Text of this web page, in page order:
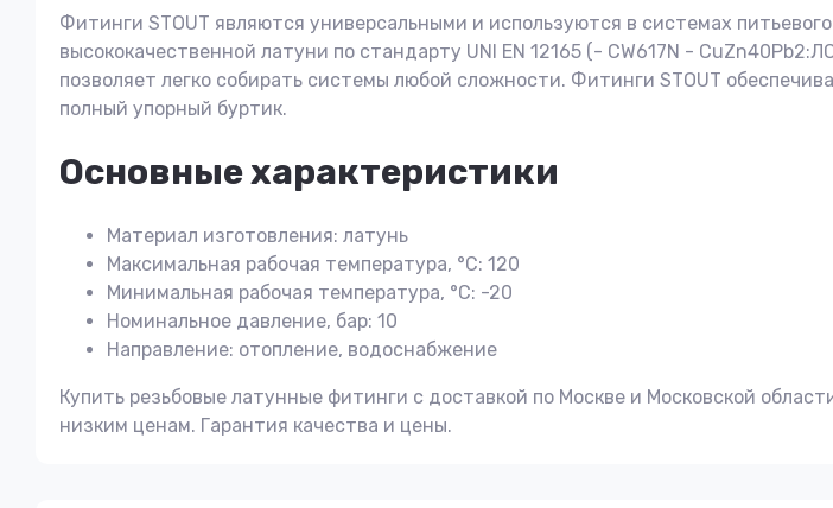
Фитинги STOUT являются универсальными и используются в системах
высококачественной латуни по стандарту UNI EN 12165 (- CW617N -
позволяет легко собирать системы любой сложности. Фитинги STOUT
полный упорный буртик.
Основные характеристики
Материал изготовления: латунь
Максимальная рабочая температура, °С: 120
Минимальная рабочая температура, °С: -20
Номинальное давление, бар: 10
Направление: отопление, водоснабжение
Купить резьбовые латунные фитинги с доставкой по Москве и Московской
низким ценам. Гарантия качества и цены.